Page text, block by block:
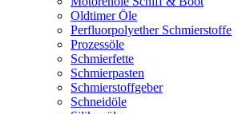
Oldtimer Öle
Perfluorpolyether Schmierstoffe
Prozessöle
Schmierfette
Schmierpasten
Schmierstoffgeber
Schneidöle